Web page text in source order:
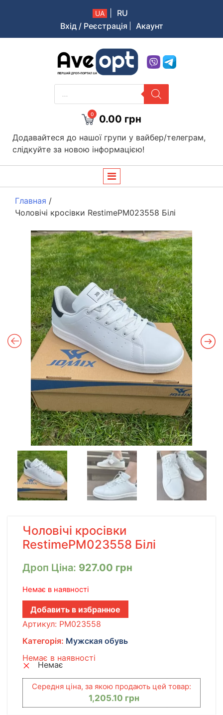
UA
RU
Вхід / Реєстрація
Акаунт
Aveopt – оптова дропшипінг платформа в Україні
PRODUCTS
SEARCH
0 0.00 грн
Додавайтеся до нашої групи у вайбер/телеграм,
слідкуйте за новою інформацією!
Главная /
Чоловічі кросівки RestimePM023558 Білі
Чоловічі кросівки
RestimePM023558 Білі
Дроп Ціна: 927.00 грн
Немає в наявності
Добавить в избранное
Артикул: PM023558
Категорія: Мужская обувь
Немає в наявності
Немає
Середня ціна, за якою продають цей товар:
1,205.10 грн